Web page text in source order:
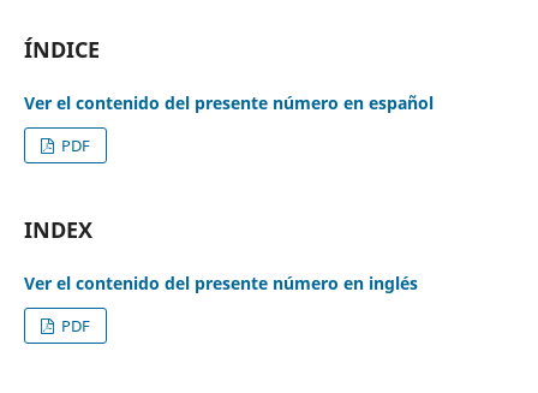
ÍNDICE
Ver el contenido del presente número en español
PDF
INDEX
Ver el contenido del presente número en inglés
PDF